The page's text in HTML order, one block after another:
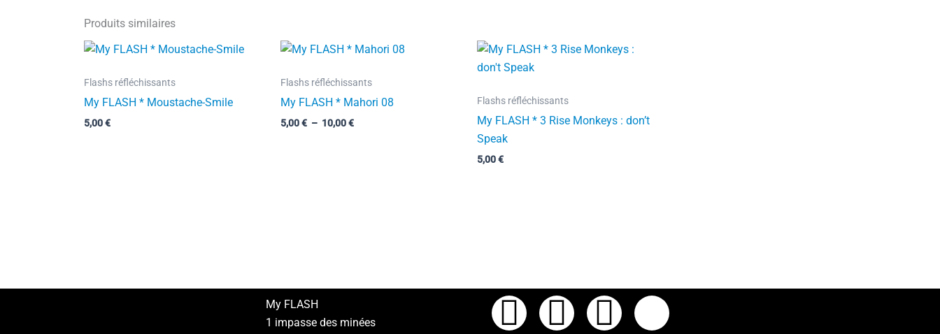
Produits similaires
Flashs réfléchissants
My FLASH * Moustache-Smile
5,00€
Flashs réfléchissants
My FLASH * Mahori 08
5,00€ – 10,00€
Plage
5,00 €
10,00 €
Flashs réfléchissants
My FLASH * 3 Rise Monkeys : don’t
Speak
5,00€
My FLASH
1 impasse des minées
F
I
L
X